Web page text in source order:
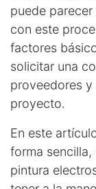
puede
con este
factores
solicitar una
proveedores y
proyecto.
En este
forma
pintura